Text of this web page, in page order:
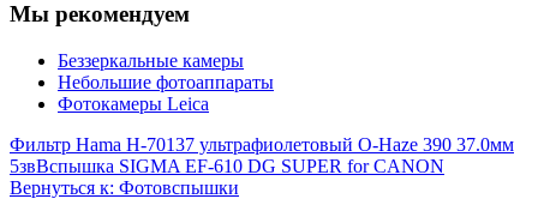
Мы рекомендуем
Беззеркальные камеры
Небольшие фотоаппараты
Фотокамеры Leica
Фильтр Hama H-70137 ультрафиолетовый O-Haze 390 37.0мм
5звВспышка SIGMA EF-610 DG SUPER for CANON
Вернуться к: Фотовспышки